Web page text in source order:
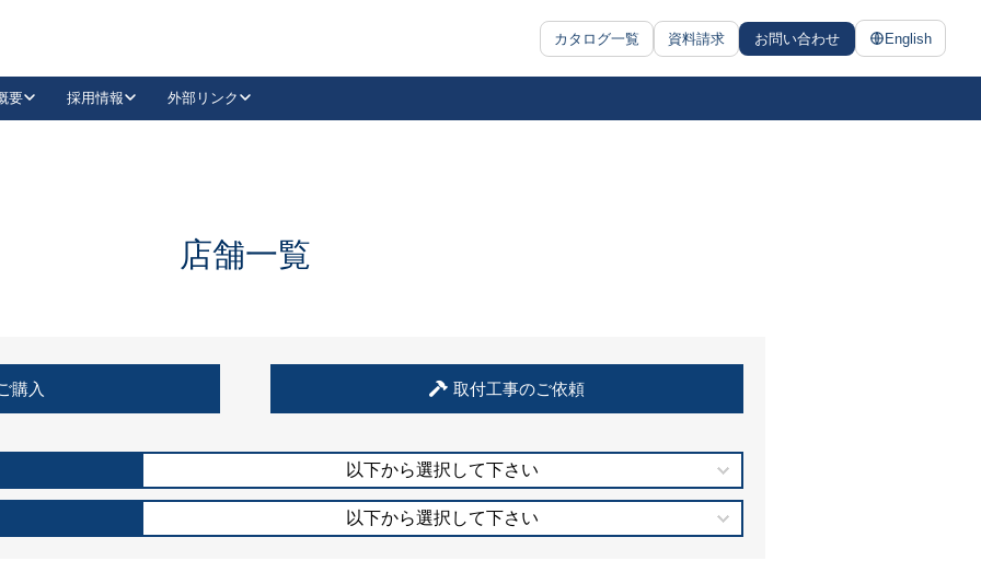
カタログ一覧 資料請求 お問い合わせ English
抗ウイルス・抗菌製品
要 採用情報 外部リンク
LinkedIn
住宅使用部材標準化推進協議会
店舗一覧
購入 取付工事のご依頼
以下から選択して下さい
以下から選択して下さい